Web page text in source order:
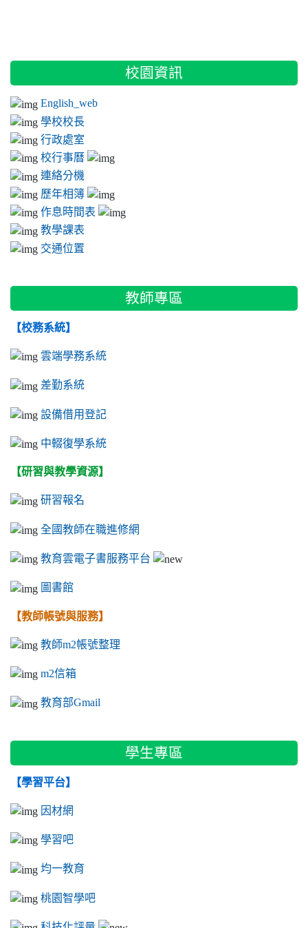
::: 校園資訊
English_web
學校校長
行政處室
校行事曆
連絡分機
歷年相簿
作息時間表
教學課表
交通位置
教師專區
【校務系統】
雲端學務系統
差勤系統
設備借用登記
中輟復學系統
【研習與教學資源】
研習報名
全國教師在職進修網
教育雲電子書服務平台
圖書館
【教師帳號與服務】
教師m2帳號整理
m2信箱
教育部Gmail
學生專區
【學習平台】
因材網
學習吧
均一教育
桃園智學吧